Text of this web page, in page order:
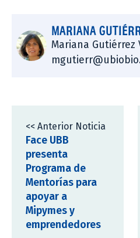
MARIANA
Mariana Gutiérrez
<< Anterior Noticia
Face UBB
presenta
Programa de
Mentorías para
apoyar a
Mipymes y
emprendedores